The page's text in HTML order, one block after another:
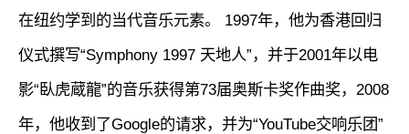
在纽约学到的当代音乐元素。 1997年，他为香港回归
仪式撰写“Symphony 1997 天地人”，并于2001年以电
影“臥虎蔵龍”的音乐获得第73届奥斯卡奖作曲奖，2008
年，他收到了Google的请求，并为“YouTube交响乐团”